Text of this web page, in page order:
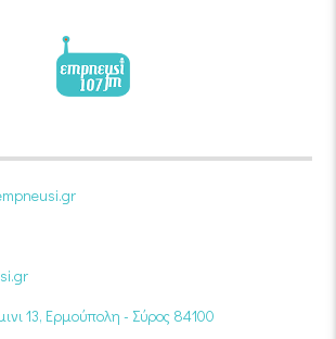
13, Ερμούπολη - Σύρος 84100